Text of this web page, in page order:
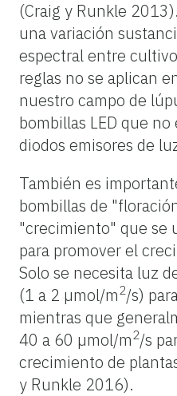
(Craig y Runkle
una variación
espectral entre
reglas no se aplican
nuestro campo de
bombillas LED que
diodos emisores de
También es
bombillas de
"crecimiento" que se
para promover el
Solo se necesita luz
(1 a 2 µmol/m2/s)
mientras que
40 a 60 µmol/m2/s
crecimiento de
y Runkle 2016).